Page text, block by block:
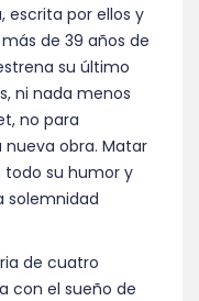
escrita por ellos y
de 39 años de
su último
ni nada menos
no para
obra. Matar
todo su humor y
solemnidad
de cuatro
con el sueño de